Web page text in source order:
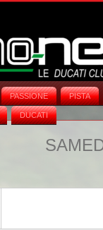
PASSIONE PISTA
DUCATI